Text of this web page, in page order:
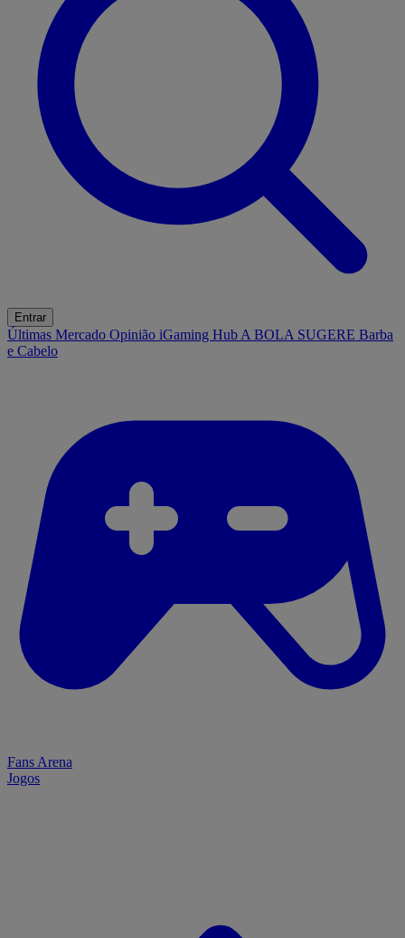
Entrar
Últimas Mercado Opinião iGaming Hub A BOLA SUGERE Barba
e Cabelo
Fans Arena
Jogos